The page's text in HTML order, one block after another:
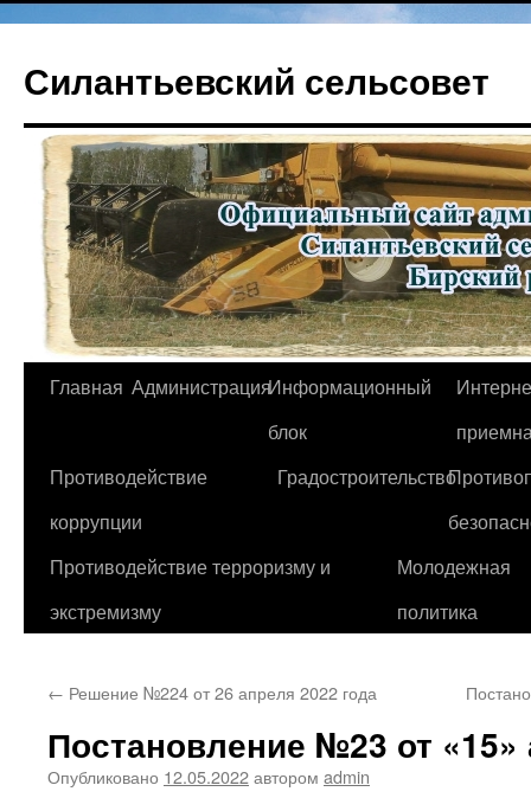
содержимому
Силантьевский сельсовет
Главная АдминистрацияИнформационный
блок
Противодействие
коррупции
Градостроительство
Противодействие терроризму и
экстремизму
Молодежная
политика
← Решение №224 от 26 апреля 2022 года
Постановление №23 от «15»
Опубликовано 12.05.2022автором admin